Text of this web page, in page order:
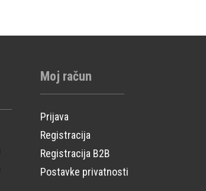
Moj račun
Prijava
Registracija
Registracija B2B
Postavke privatnosti